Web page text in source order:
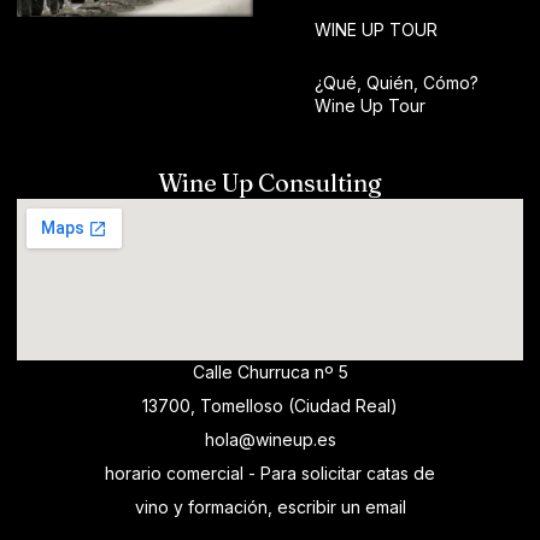
WINE UP TOUR
¿Qué, Quién, Cómo?
Wine Up Tour
Wine Up Consulting
Calle Churruca nº 5
13700, Tomelloso (Ciudad Real)
hola@wineup.es
horario comercial - Para solicitar catas de
vino y formación, escribir un email